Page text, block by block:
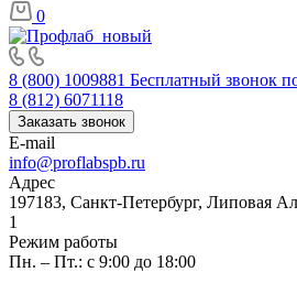
0
8 (800) 1009881 Бесплатный звонок
8 (812) 6071118
Заказать звонок
E-mail
info@proflabspb.ru
Адрес
197183, Санкт-Петербург, Липовая
1
Режим работы
Пн. – Пт.: с 9:00 до 18:00